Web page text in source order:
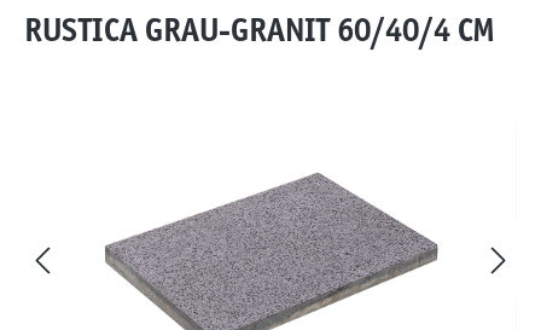
RUSTICA GRAU-GRANIT 60/40/4 CM